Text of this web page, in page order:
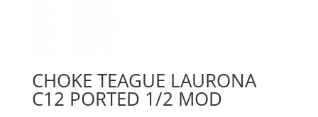
CHOKE TEAGUE LAURONA
C12 PORTED 1/2 MOD